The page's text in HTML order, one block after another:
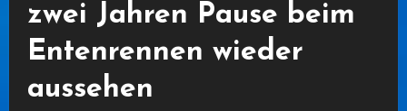
zwei Jahren Pause beim
Entenrennen wieder
aussehen